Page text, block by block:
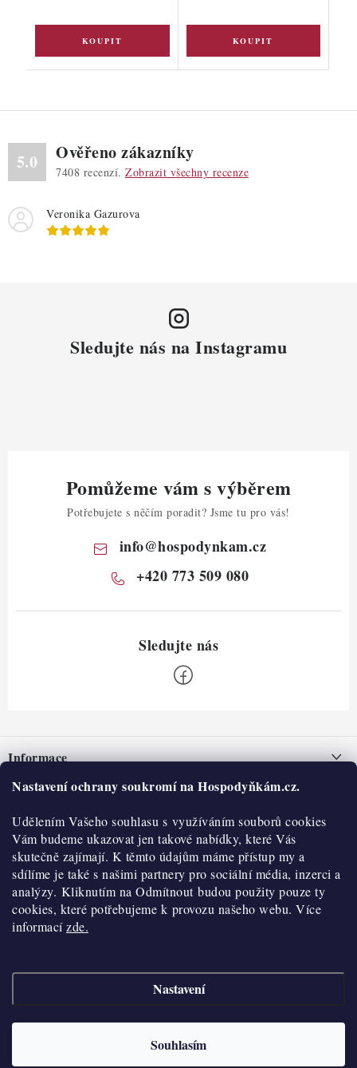
Nastavení ochrany soukromí na Hospodyňkám.cz.
Udělením Vašeho souhlasu s využíváním souborů cookies
Vám budeme ukazovat jen takové nabídky, které Vás
skutečně zajímají. K těmto údajům máme přístup my a
sdílíme je také s našimi partnery pro sociální média, inzerci a
analýzy. Kliknutím na Odmítnout budou použity pouze ty
cookies, které potřebujeme k provozu našeho webu. Více
informacízde.
Nastavení
Souhlasím
5.0 Ověřeno zákazníky
7408 recenzí. Zobrazit všechny recenze
Veronika Gazurova
Sledujte nás na Instagramu
Pomůžeme vám s výběrem
Potřebujete s něčím poradit? Jsme tu pro vás!
info@hospodynkam.cz
+420 773 509 080
pInformace
Nepřevzetí zásilky na dobírku
Obchodní podmínky
Hodnocení obchodu
Blog
Moje objednávka
O nás
Historie
Kontakty
O nákupu
Reklamace a vratky
Výdejní místa
Velkoobchod
Vytvořil Shoptet
cookies